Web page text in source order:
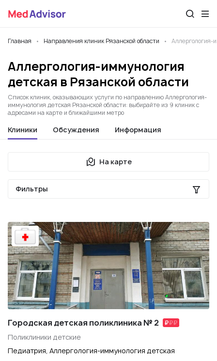
Главная Направления клиник Рязанской области Аллергология-
Аллергология-иммунология
детская в Рязанской области
Список клиник, оказывающих услуги по направлению Аллергология-
иммунология детская Рязанской области: выбирайте из 9 клиник с
адресами на карте и ближайшими метро
Клиники Обсуждения Информация
На карте
Фильтры
Городская детская поликлиника № 2
Поликлиники детские
Педиатрия, Аллергология-иммунология детская